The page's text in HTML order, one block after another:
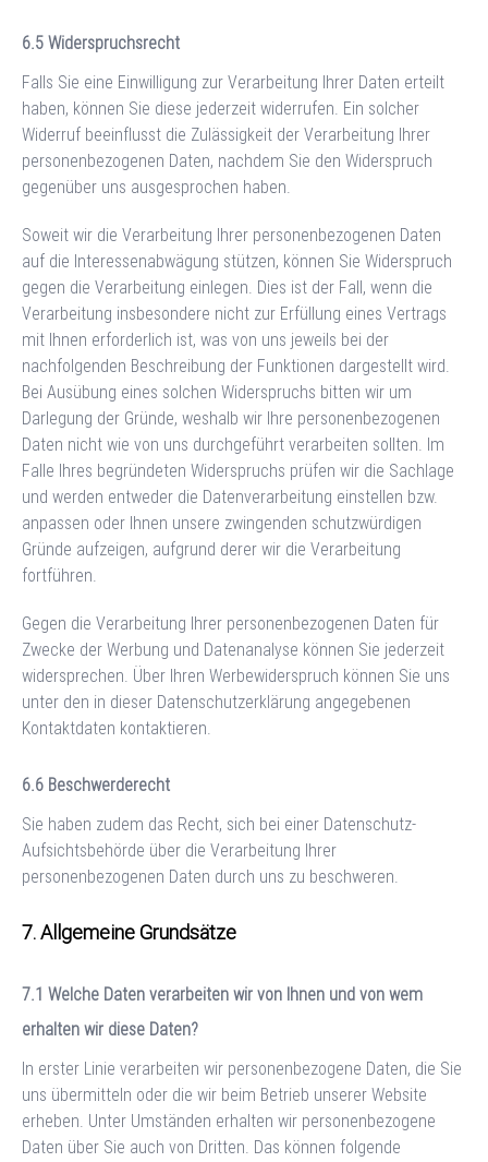
Widerspruchsrecht
Falls Sie eine Einwilligung zur Verarbeitung Ihrer Daten erteilt
haben, können Sie diese jederzeit widerrufen. Ein solcher
Widerruf beeinflusst die Zulässigkeit der Verarbeitung Ihrer
personenbezogenen Daten, nachdem Sie den Widerspruch
gegenüber uns ausgesprochen haben.
Soweit wir die Verarbeitung Ihrer personenbezogenen Daten
auf die Interessenabwägung stützen, können Sie Widerspruch
gegen die Verarbeitung einlegen. Dies ist der Fall, wenn die
Verarbeitung insbesondere nicht zur Erfüllung eines Vertrags
mit Ihnen erforderlich ist, was von uns jeweils bei der
nachfolgenden Beschreibung der Funktionen dargestellt wird.
Bei Ausübung eines solchen Widerspruchs bitten wir um
Darlegung der Gründe, weshalb wir Ihre personenbezogenen
Daten nicht wie von uns durchgeführt verarbeiten sollten. Im
Falle Ihres begründeten Widerspruchs prüfen wir die Sachlage
und werden entweder die Datenverarbeitung einstellen bzw.
anpassen oder Ihnen unsere zwingenden schutzwürdigen
Gründe aufzeigen, aufgrund derer wir die Verarbeitung
fortführen.
Gegen die Verarbeitung Ihrer personenbezogenen Daten für
Zwecke der Werbung und Datenanalyse können Sie jederzeit
widersprechen. Über Ihren Werbewiderspruch können Sie uns
unter den in dieser Datenschutzerklärung angegebenen
Kontaktdaten kontaktieren.
Beschwerderecht
Sie haben zudem das Recht, sich bei einer Datenschutz-
Aufsichtsbehörde über die Verarbeitung Ihrer
personenbezogenen Daten durch uns zu beschweren.
Allgemeine Grundsätze
Welche Daten verarbeiten wir von Ihnen und von wem
erhalten wir diese Daten?
In erster Linie verarbeiten wir personenbezogene Daten, die Sie
uns übermitteln oder die wir beim Betrieb unserer Website
erheben. Unter Umständen erhalten wir personenbezogene
Daten über Sie auch von Dritten. Das können folgende